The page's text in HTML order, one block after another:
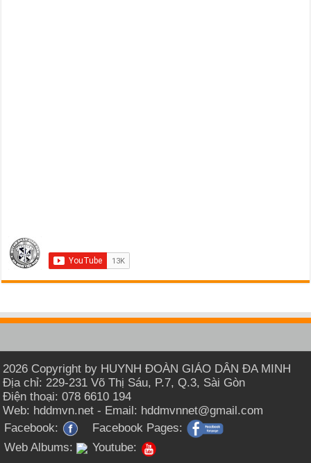
2026 Copyright by HUYNH ĐOÀN GIÁO DÂN ĐA MINH
Địa chỉ: 229-231 Võ Thị Sáu, P.7, Q.3, Sài Gòn
Điện thoại: 078 6610 194
Web: hddmvn.net - Email: hddmvnnet@gmail.com
Facebook:
Facebook Pages:
Web Albums:
Youtube: